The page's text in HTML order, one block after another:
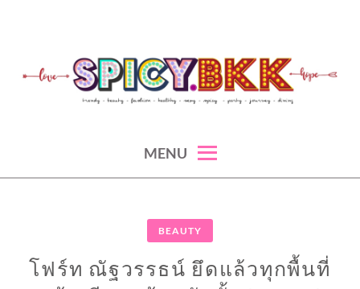
content
MENU
BEAUTY
โฟร์ท ณัฐวรรธน์ ยึดแล้วทุกพื้นที่